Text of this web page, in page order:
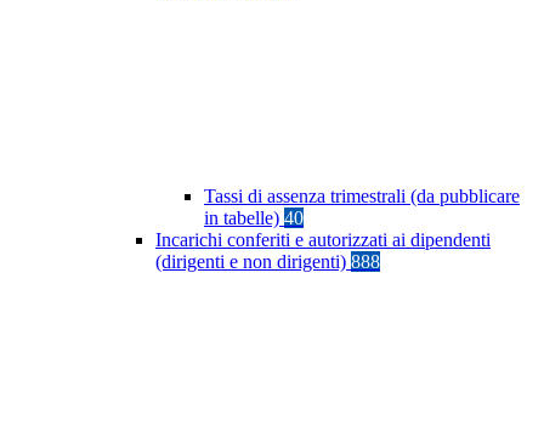
Tassi di assenza trimestrali (da pubblicare
in tabelle) 40
Incarichi conferiti e autorizzati ai dipendenti
(dirigenti e non dirigenti) 888